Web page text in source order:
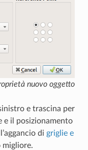
nuovo oggetto
e trascina per
e il posizionamento
di griglie e